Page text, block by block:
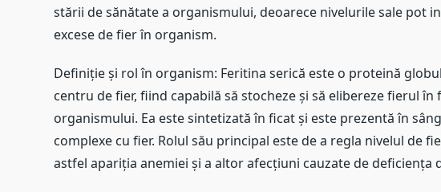
stării de sănătate a organismului, deoarece nivelurile sale pot
excese de fier în organism.
Definiție și rol în organism: Feritina serică este o proteină
centru de fier, fiind capabilă să stocheze și să elibereze fierul în
organismului. Ea este sintetizată în ficat și este prezentă în
complexe cu fier. Rolul său principal este de a regla nivelul de
astfel apariția anemiei și a altor afecțiuni cauzate de deficiența